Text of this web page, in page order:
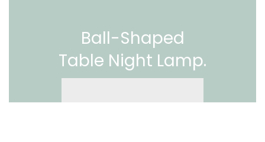
Ball-Shaped
Table Night Lamp.